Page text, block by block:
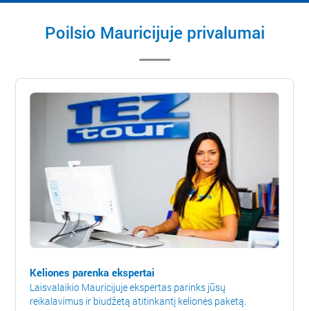
Poilsio Mauricijuje privalumai
Keliones parenka ekspertai
Laisvalaikio Mauricijuje ekspertas parinks jūsų
reikalavimus ir biudžetą atitinkantį kelionės paketą.